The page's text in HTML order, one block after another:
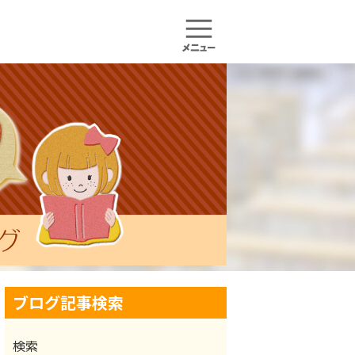
ブログ記事検索
検索